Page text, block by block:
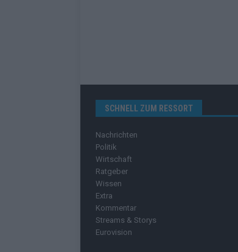
SCHNELL ZUM RESSORT
Nachrichten
Politik
Wirtschaft
Ratgeber
Wissen
Extra
Kommentar
Streams & Storys
Eurovision